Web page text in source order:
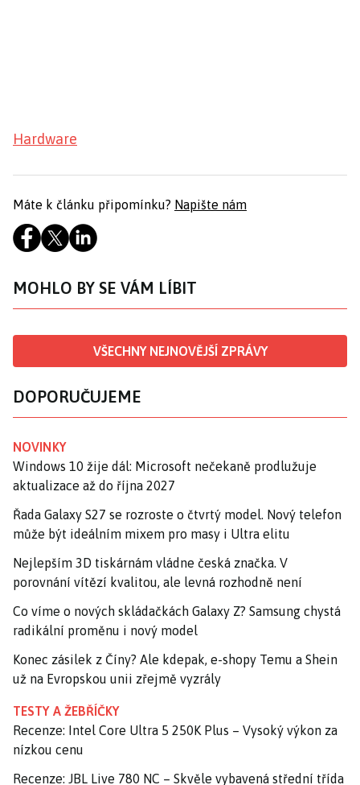
Hardware
Máte k článku připomínku? Napište nám
MOHLO BY SE VÁM LÍBIT
VŠECHNY NEJNOVĚJŠÍ ZPRÁVY
DOPORUČUJEME
NOVINKY
Windows 10 žije dál: Microsoft nečekaně prodlužuje
aktualizace až do října 2027
Řada Galaxy S27 se rozroste o čtvrtý model. Nový telefon
může být ideálním mixem pro masy i Ultra elitu
Nejlepším 3D tiskárnám vládne česká značka. V
porovnání vítězí kvalitou, ale levná rozhodně není
Co víme o nových skládačkách Galaxy Z? Samsung chystá
radikální proměnu i nový model
Konec zásilek z Číny? Ale kdepak, e-shopy Temu a Shein
už na Evropskou unii zřejmě vyzrály
TESTY A ŽEBŘÍČKY
Recenze: Intel Core Ultra 5 250K Plus – Vysoký výkon za
nízkou cenu
Recenze: JBL Live 780 NC – Skvěle vybavená střední třída